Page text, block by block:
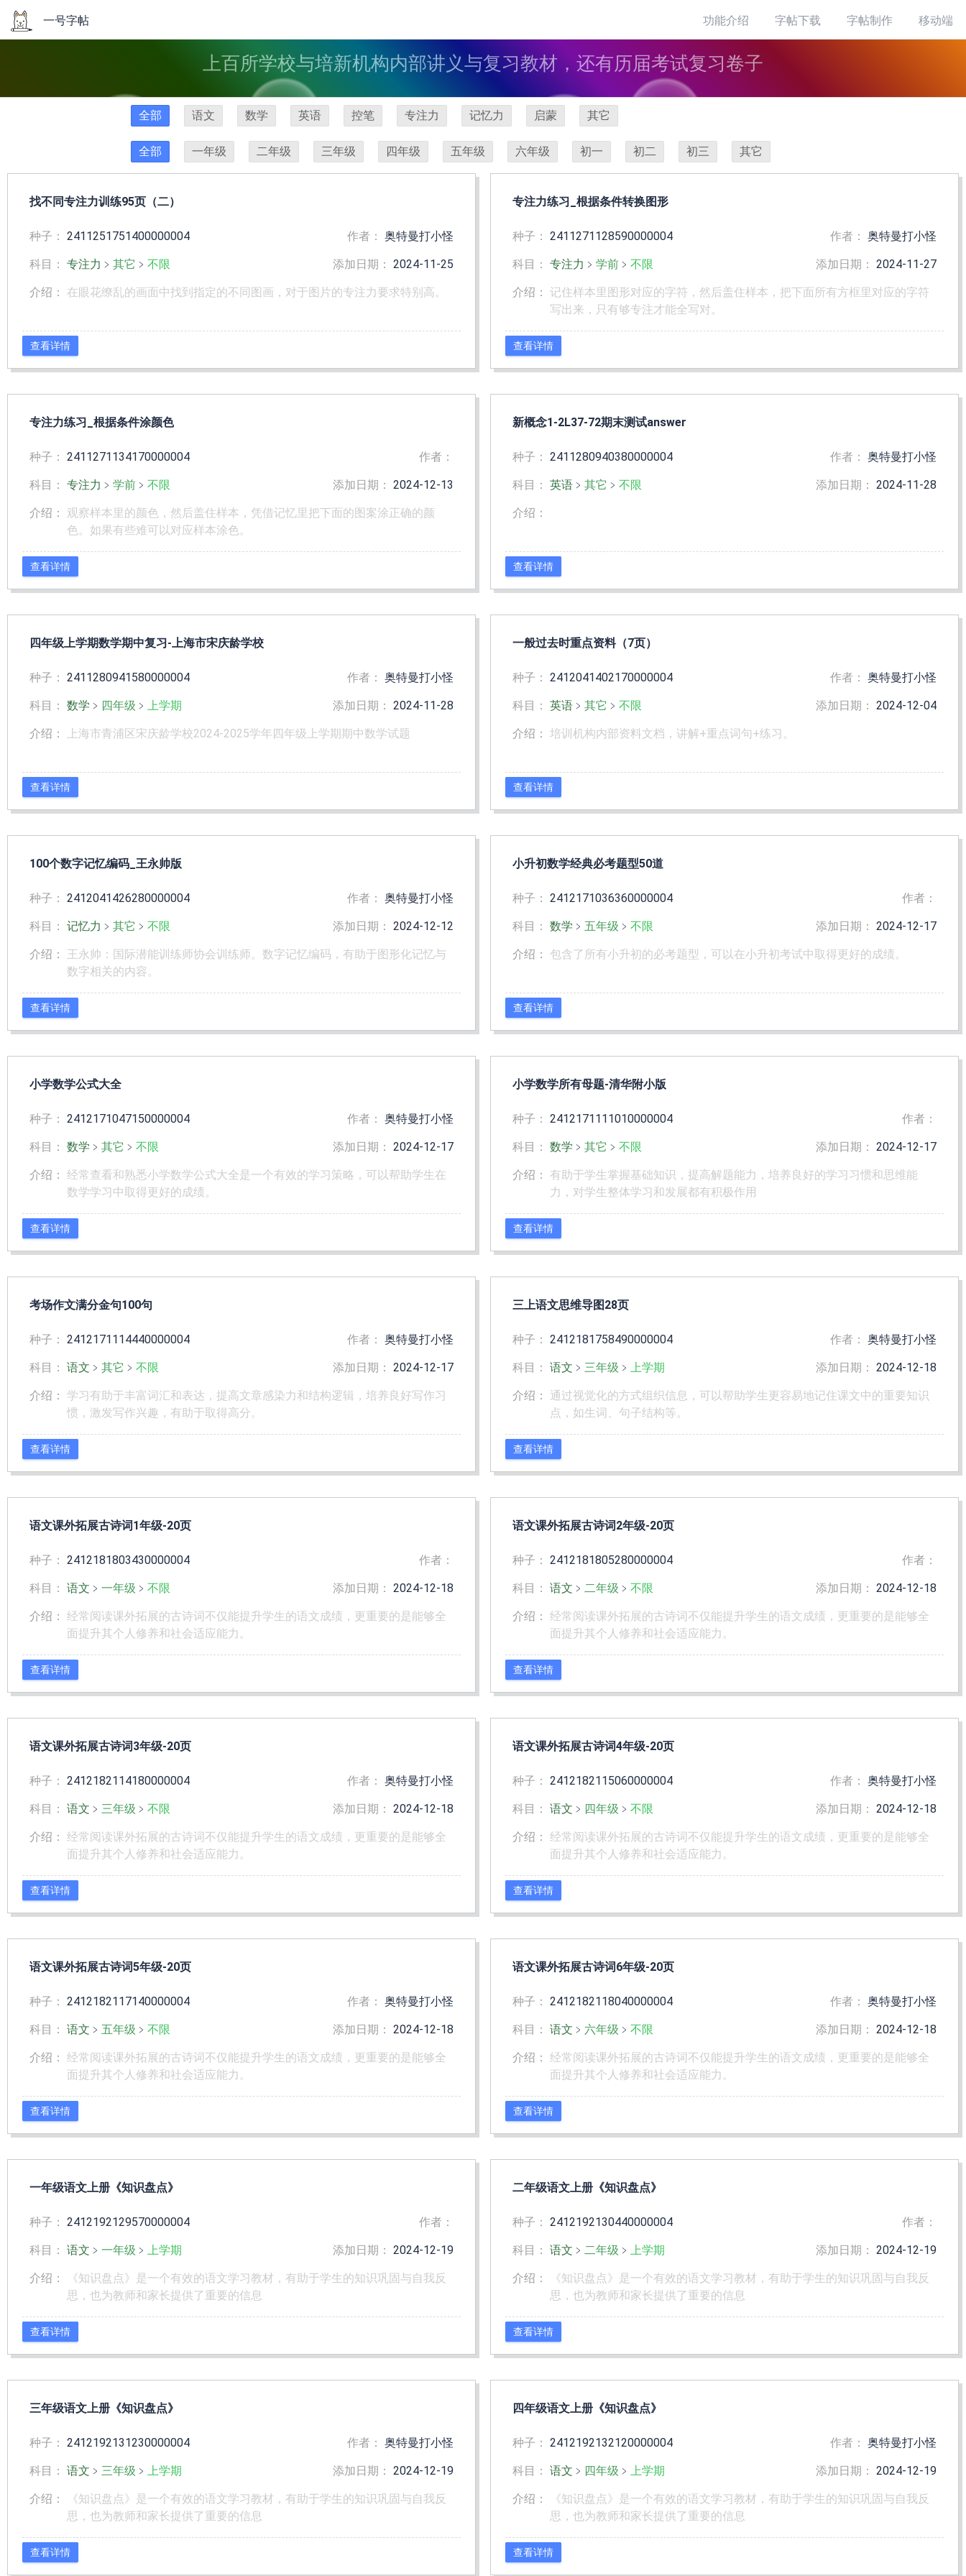
一号字帖 功能介绍 字帖下载 字帖制作 移动端
上百所学校与培新机构内部讲义与复习教材，还有历届考试复习卷子
全部 语文 数学 英语 控笔 专注力 记忆力 启蒙 其它
全部 一年级 二年级 三年级 四年级 五年级 六年级 初一 初二 初三 其它
找不同专注力训练95页（二）
种子： 2411251751400000004 作者： 奥特曼打小怪
科目： 专注力 ﹥ 其它 ﹥ 不限 添加日期： 2024-11-25
介绍： 在眼花缭乱的画面中找到指定的不同图画，对于图片的专注力要求特别高。
查看详情
专注力练习_根据条件转换图形
种子： 2411271128590000004 作者： 奥特曼打小怪
科目： 专注力 ﹥ 学前 ﹥ 不限 添加日期： 2024-11-27
介绍： 记住样本里图形对应的字符，然后盖住样本，把下面所有方框里对应的字符
写出来，只有够专注才能全写对。
查看详情
专注力练习_根据条件涂颜色
种子： 2411271134170000004 作者：
科目： 专注力 ﹥ 学前 ﹥ 不限 添加日期： 2024-12-13
介绍：
观察样本里的颜色，然后盖住样本，凭借记忆里把下面的图案涂正确的颜
色。如果有些难可以对应样本涂色。
查看详情
新概念1-2L37-72期末测试answer
种子： 2411280940380000004 作者： 奥特曼打小怪
科目： 英语 ﹥ 其它 ﹥ 不限 添加日期： 2024-11-28
介绍：
查看详情
四年级上学期数学期中复习-上海市宋庆龄学校
种子： 2411280941580000004 作者： 奥特曼打小怪
科目： 数学 ﹥ 四年级 ﹥ 上学期 添加日期： 2024-11-28
介绍： 上海市青浦区宋庆龄学校2024-2025学年四年级上学期期中数学试题
查看详情
一般过去时重点资料（7页）
种子： 2412041402170000004 作者： 奥特曼打小怪
科目： 英语 ﹥ 其它 ﹥ 不限 添加日期： 2024-12-04
介绍： 培训机构内部资料文档，讲解+重点词句+练习。
查看详情
100个数字记忆编码_王永帅版
种子： 2412041426280000004 作者： 奥特曼打小怪
科目： 记忆力 ﹥ 其它 ﹥ 不限 添加日期： 2024-12-12
介绍：
王永帅：国际潜能训练师协会训练师。数字记忆编码，有助于图形化记忆与
数字相关的内容。
查看详情
小升初数学经典必考题型50道
种子： 2412171036360000004 作者：
科目： 数学 ﹥ 五年级 ﹥ 不限 添加日期： 2024-12-17
介绍： 包含了所有小升初的必考题型，可以在小升初考试中取得更好的成绩。
查看详情
小学数学公式大全
种子： 2412171047150000004 作者： 奥特曼打小怪
科目： 数学 ﹥ 其它 ﹥ 不限 添加日期： 2024-12-17
介绍： 经常查看和熟悉小学数学公式大全是一个有效的学习策略，可以帮助学生在
数学学习中取得更好的成绩。
查看详情
小学数学所有母题-清华附小版
种子： 2412171111010000004 作者：
科目： 数学 ﹥ 其它 ﹥ 不限 添加日期： 2024-12-17
介绍：
有助于学生掌握基础知识，提高解题能力，培养良好的学习习惯和思维能
力，对学生整体学习和发展都有积极作用
查看详情
考场作文满分金句100句
种子： 2412171114440000004 作者： 奥特曼打小怪
科目： 语文 ﹥ 其它 ﹥ 不限 添加日期： 2024-12-17
介绍：
学习有助于丰富词汇和表达，提高文章感染力和结构逻辑，培养良好写作习
惯，激发写作兴趣，有助于取得高分。
查看详情
三上语文思维导图28页
种子： 2412181758490000004 作者： 奥特曼打小怪
科目： 语文 ﹥ 三年级 ﹥ 上学期 添加日期： 2024-12-18
介绍：
通过视觉化的方式组织信息，可以帮助学生更容易地记住课文中的重要知识
点，如生词、句子结构等。
查看详情
语文课外拓展古诗词1年级-20页
种子： 2412181803430000004 作者：
科目： 语文 ﹥ 一年级 ﹥ 不限 添加日期： 2024-12-18
介绍： 经常阅读课外拓展的古诗词不仅能提升学生的语文成绩，更重要的是能够全
面提升其个人修养和社会适应能力。
查看详情
语文课外拓展古诗词2年级-20页
种子： 2412181805280000004 作者：
科目： 语文 ﹥ 二年级 ﹥ 不限 添加日期： 2024-12-18
介绍： 经常阅读课外拓展的古诗词不仅能提升学生的语文成绩，更重要的是能够全
面提升其个人修养和社会适应能力。
查看详情
语文课外拓展古诗词3年级-20页
种子： 2412182114180000004 作者： 奥特曼打小怪
科目： 语文 ﹥ 三年级 ﹥ 不限 添加日期： 2024-12-18
介绍： 经常阅读课外拓展的古诗词不仅能提升学生的语文成绩，更重要的是能够全
面提升其个人修养和社会适应能力。
查看详情
语文课外拓展古诗词4年级-20页
种子： 2412182115060000004 作者： 奥特曼打小怪
科目： 语文 ﹥ 四年级 ﹥ 不限 添加日期： 2024-12-18
介绍： 经常阅读课外拓展的古诗词不仅能提升学生的语文成绩，更重要的是能够全
面提升其个人修养和社会适应能力。
查看详情
语文课外拓展古诗词5年级-20页
种子： 2412182117140000004 作者： 奥特曼打小怪
科目： 语文 ﹥ 五年级 ﹥ 不限 添加日期： 2024-12-18
介绍： 经常阅读课外拓展的古诗词不仅能提升学生的语文成绩，更重要的是能够全
面提升其个人修养和社会适应能力。
查看详情
语文课外拓展古诗词6年级-20页
种子： 2412182118040000004 作者： 奥特曼打小怪
科目： 语文 ﹥ 六年级 ﹥ 不限 添加日期： 2024-12-18
介绍： 经常阅读课外拓展的古诗词不仅能提升学生的语文成绩，更重要的是能够全
面提升其个人修养和社会适应能力。
查看详情
一年级语文上册《知识盘点》
种子： 2412192129570000004 作者：
科目： 语文 ﹥ 一年级 ﹥ 上学期 添加日期： 2024-12-19
介绍：
《知识盘点》是一个有效的语文学习教材，有助于学生的知识巩固与自我反
思，也为教师和家长提供了重要的信息
查看详情
二年级语文上册《知识盘点》
种子： 2412192130440000004 作者：
科目： 语文 ﹥ 二年级 ﹥ 上学期 添加日期： 2024-12-19
介绍：
《知识盘点》是一个有效的语文学习教材，有助于学生的知识巩固与自我反
思，也为教师和家长提供了重要的信息
查看详情
三年级语文上册《知识盘点》
种子： 2412192131230000004 作者： 奥特曼打小怪
科目： 语文 ﹥ 三年级 ﹥ 上学期 添加日期： 2024-12-19
介绍：
《知识盘点》是一个有效的语文学习教材，有助于学生的知识巩固与自我反
思，也为教师和家长提供了重要的信息
查看详情
四年级语文上册《知识盘点》
种子： 2412192132120000004 作者： 奥特曼打小怪
科目： 语文 ﹥ 四年级 ﹥ 上学期 添加日期： 2024-12-19
介绍：
《知识盘点》是一个有效的语文学习教材，有助于学生的知识巩固与自我反
思，也为教师和家长提供了重要的信息
查看详情